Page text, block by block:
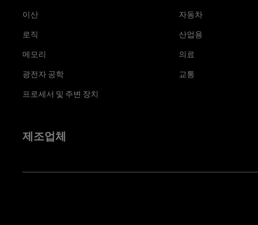
이산
로직
메모리
광전자 공학
프로세서 및 주변 장치
자동차
산업용
의료
교통
제조업체